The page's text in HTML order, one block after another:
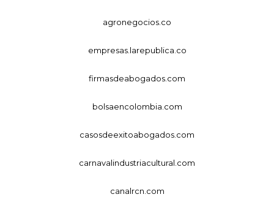
agronegocios.co
empresas.larepublica.co
firmasdeabogados.com
bolsaencolombia.com
casosdeexitoabogados.com
carnavalindustriacultural.com
canalrcn.com